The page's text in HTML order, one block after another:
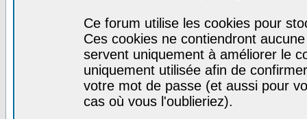
Ce forum utilise les cookies pour
Ces cookies ne contiendront
servent uniquement à améliorer le
uniquement utilisée afin de
votre mot de passe (et aussi pour
cas où vous l'oublieriez).